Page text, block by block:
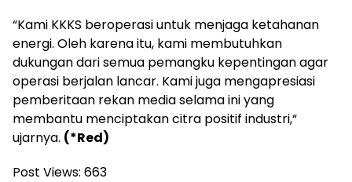
“Kami KKKS beroperasi untuk menjaga ketahanan
energi. Oleh karena itu, kami membutuhkan
dukungan dari semua pemangku kepentingan agar
operasi berjalan lancar. Kami juga mengapresiasi
pemberitaan rekan media selama ini yang
membantu menciptakan citra positif industri,“
ujarnya. (*Red)
Post Views: 663